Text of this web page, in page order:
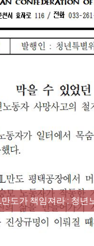
도가 책임져라 : 청
건설노조 강원충북지
단 사업 이모저모
국학교비정규직노동
창단 모임